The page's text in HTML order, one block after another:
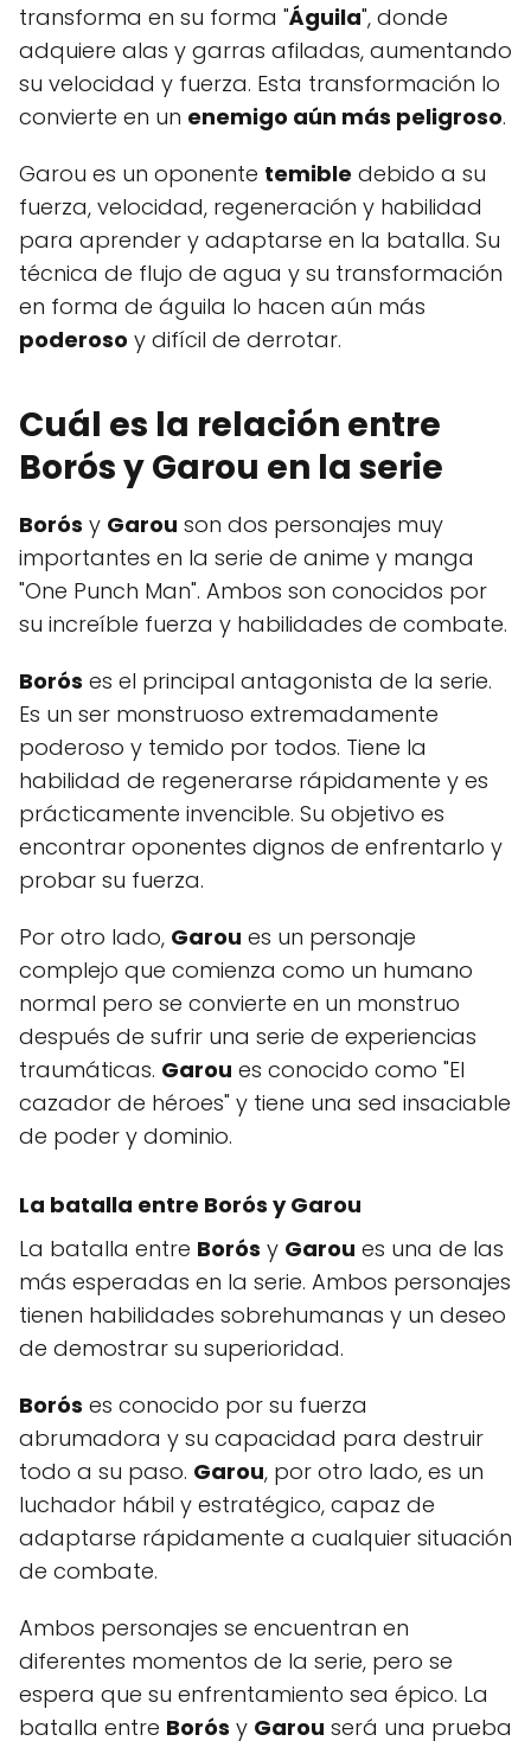
transforma en su forma "Águila", donde
adquiere alas y garras afiladas, aumentando
su velocidad y fuerza. Esta transformación lo
convierte en un enemigo aún más peligroso.
Garou es un oponente temible debido a su
fuerza, velocidad, regeneración y habilidad
para aprender y adaptarse en la batalla. Su
técnica de flujo de agua y su transformación
en forma de águila lo hacen aún más
poderoso y difícil de derrotar.
Cuál es la relación entre
Borós y Garou en la serie
Borós y Garou son dos personajes muy
importantes en la serie de anime y manga
"One Punch Man". Ambos son conocidos por
su increíble fuerza y habilidades de combate.
Borós es el principal antagonista de la serie.
Es un ser monstruoso extremadamente
poderoso y temido por todos. Tiene la
habilidad de regenerarse rápidamente y es
prácticamente invencible. Su objetivo es
encontrar oponentes dignos de enfrentarlo y
probar su fuerza.
Por otro lado, Garou es un personaje
complejo que comienza como un humano
normal pero se convierte en un monstruo
después de sufrir una serie de experiencias
traumáticas. Garou es conocido como "El
cazador de héroes" y tiene una sed insaciable
de poder y dominio.
La batalla entre Borós y Garou
La batalla entre Borós y Garou es una de las
más esperadas en la serie. Ambos personajes
tienen habilidades sobrehumanas y un deseo
de demostrar su superioridad.
Borós es conocido por su fuerza
abrumadora y su capacidad para destruir
todo a su paso. Garou, por otro lado, es un
luchador hábil y estratégico, capaz de
adaptarse rápidamente a cualquier situación
de combate.
Ambos personajes se encuentran en
diferentes momentos de la serie, pero se
espera que su enfrentamiento sea épico. La
batalla entre Borós y Garou será una prueba